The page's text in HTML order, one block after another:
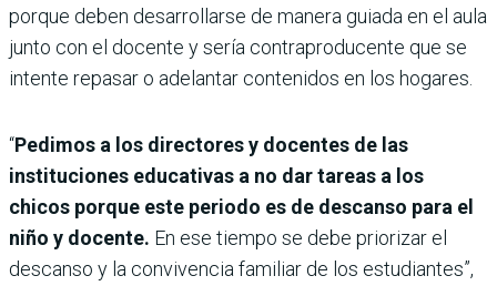
porque deben desarrollarse de manera guiada en el aula
junto con el docente y sería contraproducente que se
intente repasar o adelantar contenidos en los hogares.
“Pedimos a los directores y docentes de las
instituciones educativas a no dar tareas a los
chicos porque este periodo es de descanso para el
niño y docente. En ese tiempo se debe priorizar el
descanso y la convivencia familiar de los estudiantes”,